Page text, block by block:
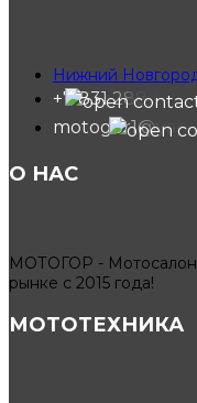
Нижний
+7 831 288-91-
О НАС
МОТОГОР -
рынке с 2015 года!
МОТОТЕХНИКА